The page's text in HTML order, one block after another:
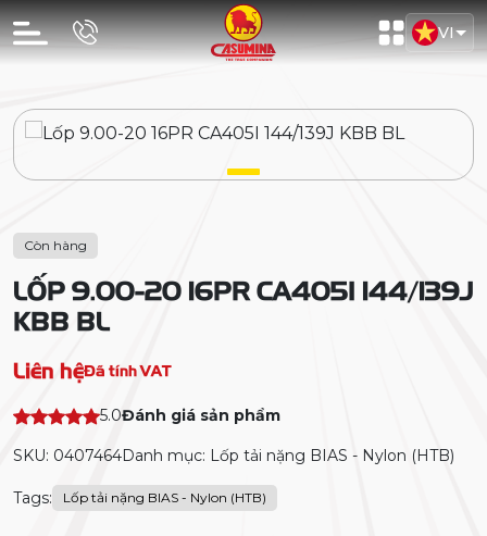
VI
Còn hàng
LỐP 9.00-20 16PR CA405I 144/139J
KBB BL
Liên hệĐã tính VAT
5.0Đánh giá sản phẩm
SKU: 0407464Danh mục: Lốp tải nặng BIAS - Nylon (HTB)
Tags: Lốp tải nặng BIAS - Nylon (HTB)